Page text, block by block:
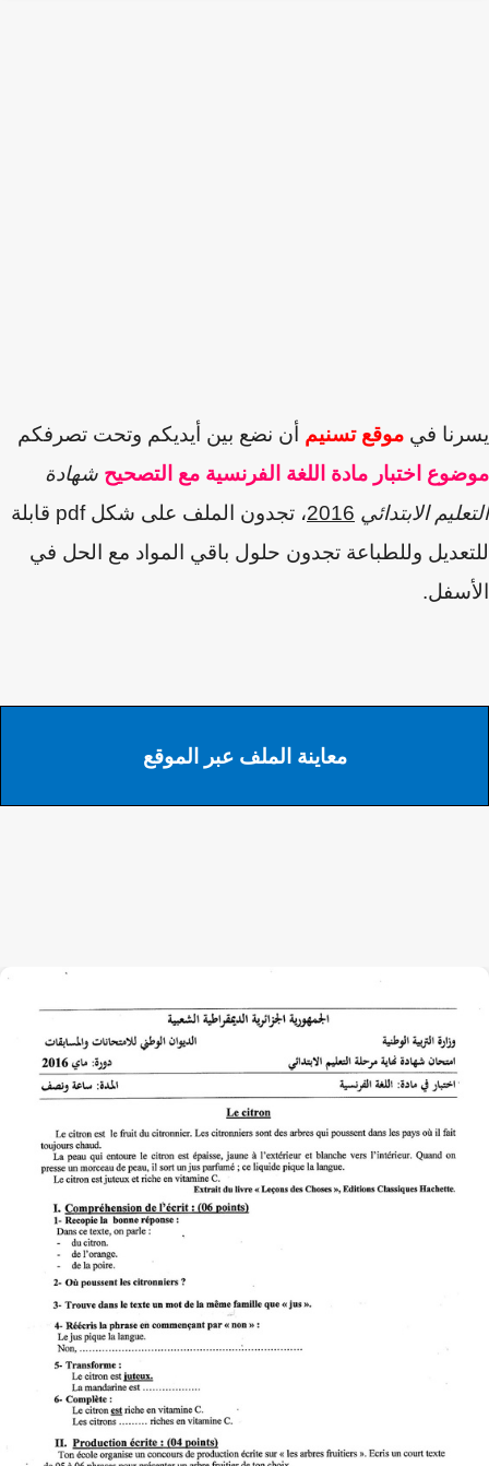
فيموقع تسنيمأن نضع بين أيديكم وتحت تصرفكم
اختبار مادةاللغة الفرنسيةمع التصحيح شهادة
الابتدائي 2016، تجدون الملف على شكلpdf قابلة
وللطباعة تجدون حلول باقي المواد مع الحل في
معاينة الملف عبر الموقع